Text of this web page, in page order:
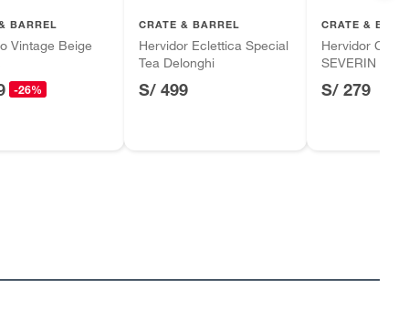
BARREL
Vintage Beige
-26%
CRATE & BARREL
Hervidor Eclettica Special
Tea Delonghi
S/ 499
CRATE &
Hervidor Cool
SEVERIN
S/ 279